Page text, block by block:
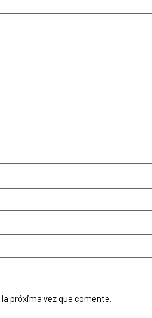
próxima vez que comente.